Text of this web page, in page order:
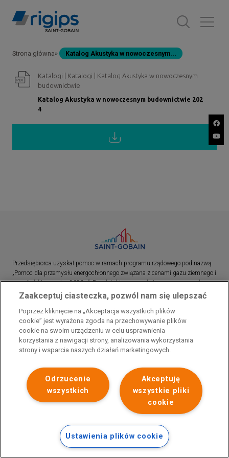
Ścieżka
nawigacyjna
Strona główna Katalog Akustyka w nowoczesnym...
Katalogi | Katalogi | Katalog Akustyka w nowoczesnym
budownictwie
Katalog Akustyka w nowoczesnym budownictwie 202
4
Polityka prywatności
Przedsiębiorca uzyskał pomoc w ramach programu rządowego pod nazwą
„Pomoc dla przemysłu energochłonnego związana z cenami gazu ziemnego i
energii elektrycznej w 2023 r.”. Przedsiębiorca uzyskał pomoc w ramach
programu rządowego pod nazwą: „Pomoc dla sektorów energochłonnych
związana z nagłymi wzrostami cen gazu ziemnego i energii elektrycznej w
2022 r.”
Zaakceptuj ciasteczka, pozwól nam się ulepszać
Poprzez kliknięcie na „Akceptacja wszystkich plików
cookie” jest wyrażona zgoda na przechowywanie plików
cookie na swoim urządzeniu w celu usprawnienia
korzystania z nawigacji strony, analizowania wykorzystania
strony i wsparcia naszych działań marketingowych.
Akceptuję
wszystkie pliki
cookie
Odrzucenie
wszystkich
Ustawienia plików cookie